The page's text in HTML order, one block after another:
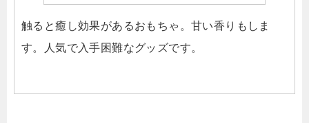
触ると癒し効果があるおもちゃ。甘い香りもしま
す。人気で入手困難なグッズです。